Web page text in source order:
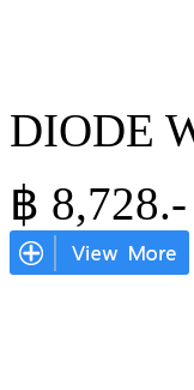
DIODE
฿ 8,728.-